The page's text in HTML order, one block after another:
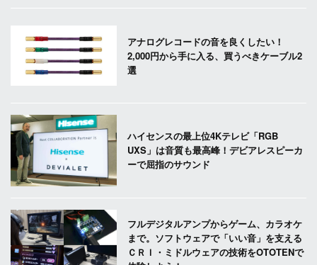
アナログレコードの音を良くしたい！
2,000円から手に入る、買うべきケーブル2
選
ハイセンスの最上位4Kテレビ「RGB
UXS」は音質も最高峰！デビアレスピーカ
ーで屈指のサウンド
フルデジタルアンプからゲーム、カラオケ
まで。ソフトウェアで「いい音」を支える
ＣＲＩ・ミドルウェアの技術をOTOTENで